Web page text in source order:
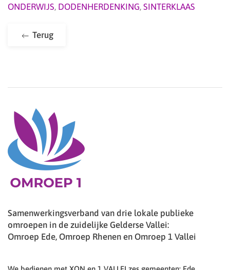
ONDERWIJS, DODENHERDENKING, SINTERKLAAS
Terug
Samenwerkingsverband van drie lokale publieke
omroepen in de zuidelijke Gelderse Vallei:
Omroep Ede, Omroep Rhenen en Omroep 1 Vallei